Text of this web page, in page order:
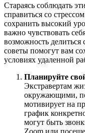
Стараясь соблюдать
справиться со
сохранить высокий
важно чувствовать
возможность
советы помогут вам
условиях удаленной
Планируйте
Экстравертам
окружающими,
мотивирует на
график
могут быть
Zoom или